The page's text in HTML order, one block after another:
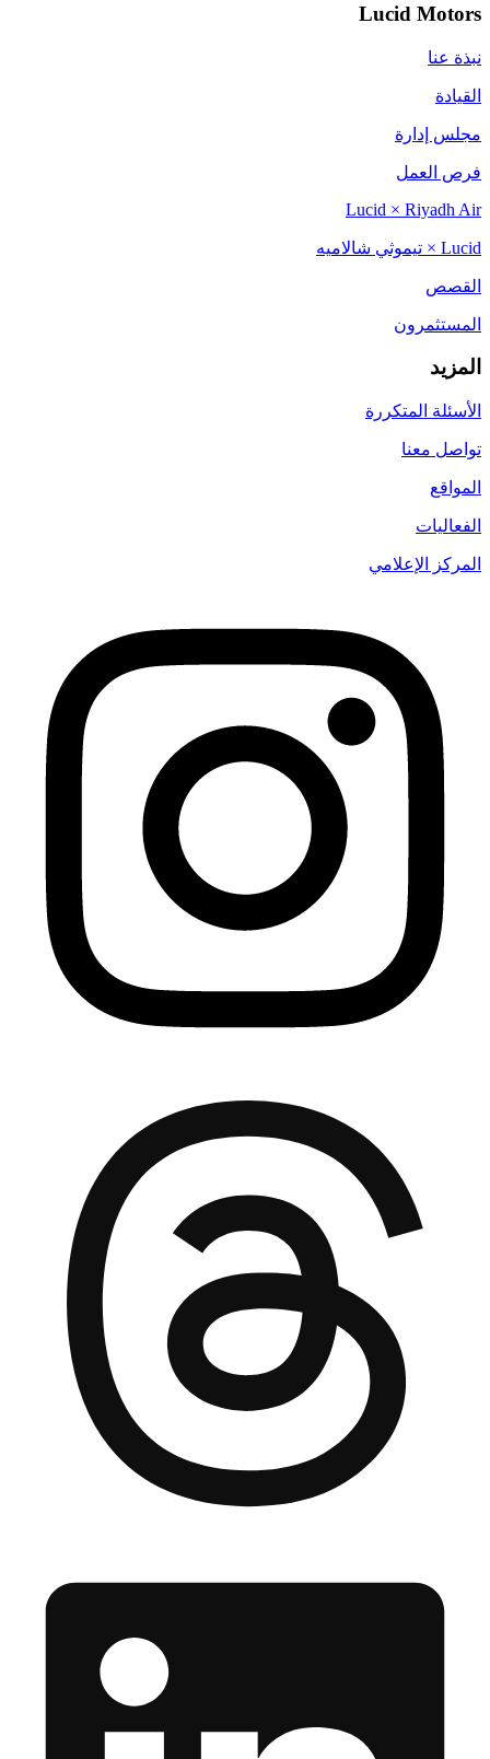
Lucid Motors
نبذة عنا
القيادة
مجلس إدارة
فرص العمل
Lucid × Riyadh Air
Lucid × تيموثي شالاميه
القصص
المستثمرون
المزيد
الأسئلة المتكررة
تواصل معنا
المواقع
الفعاليات
المركز الإعلامي